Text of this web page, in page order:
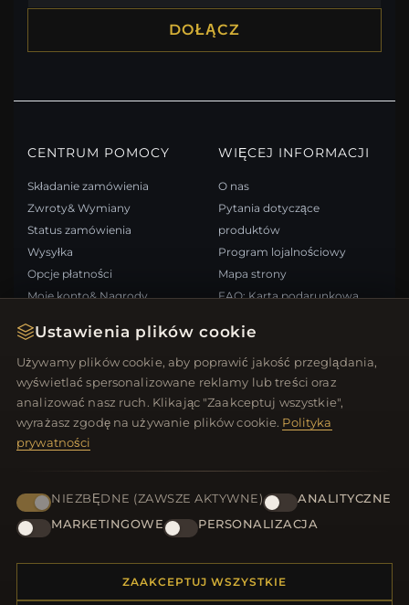
Ustawienia plików cookie
Używamy plików cookie, aby poprawić jakość przeglądania,
wyświetlać spersonalizowane reklamy lub treści oraz
analizować nasz ruch. Klikając "Zaakceptuj wszystkie",
wyrażasz zgodę na używanie plików cookie. Polityka
prywatności
NIEZBĘDNE (ZAWSZE AKTYWNE)
ANALITYCZNE
MARKETINGOWE
PERSONALIZACJA
ZAAKCEPTUJ WSZYSTKIE
DOŁĄCZ
CENTRUM POMOCY
Składanie zamówienia
Zwroty& Wymiany
Status zamówienia
Wysyłka
Opcje płatności
Moje konto& Nagrody
WIĘCEJ INFORMACJI
O nas
Pytania dotyczące
produktów
Program lojalnościowy
Mapa strony
FAQ: Karta podarunkowa
Wypisz się z newslettera
SZYBKIE LINKI
Nowe produkty
Oferty specjalne
Recenzje
Zaloguj się
ŚLEDŹ NAS